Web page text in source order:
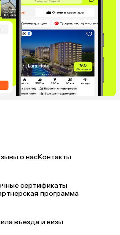
о насКонтакты
сертификаты
программа
въезда и визы